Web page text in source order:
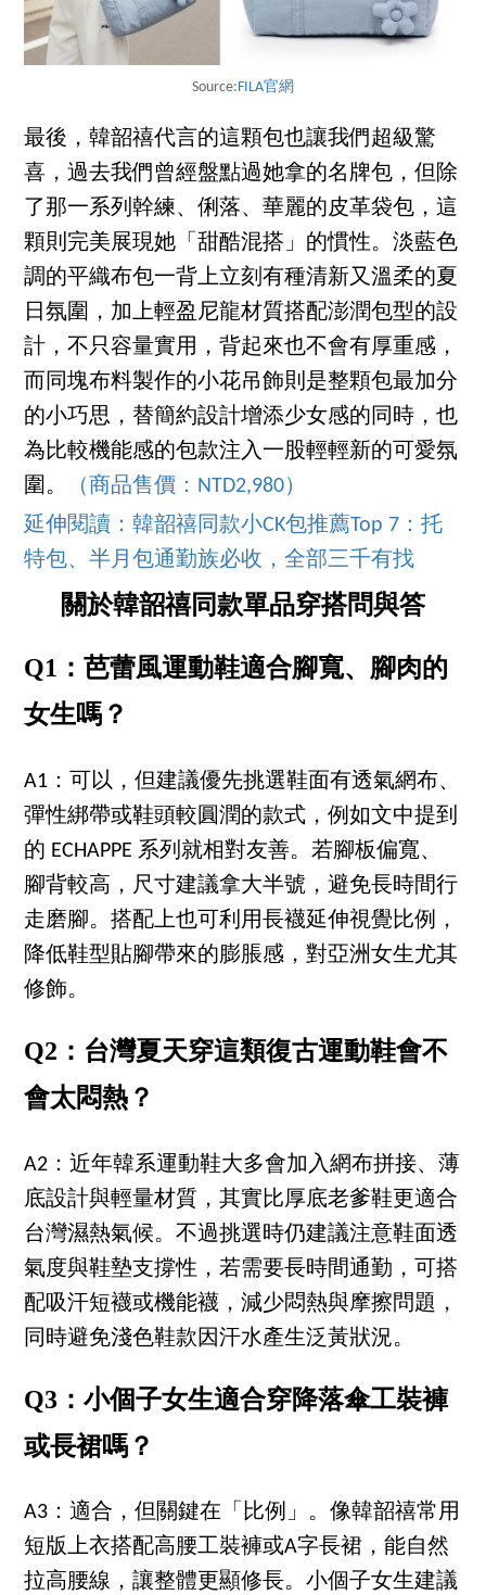
Source:FILA官網
最後，韓韶禧代言的這顆包也讓我們超級驚
喜，過去我們曾經盤點過她拿的名牌包，但除
了那一系列幹練、俐落、華麗的皮革袋包，這
顆則完美展現她「甜酷混搭」的慣性。淡藍色
調的平織布包一背上立刻有種清新又溫柔的夏
日氛圍，加上輕盈尼龍材質搭配澎潤包型的設
計，不只容量實用，背起來也不會有厚重感，
而同塊布料製作的小花吊飾則是整顆包最加分
的小巧思，替簡約設計增添少女感的同時，也
為比較機能感的包款注入一股輕輕新的可愛氛
圍。
（商品售價：NTD2,980）
延伸閱讀：韓韶禧同款小CK包推薦Top 7：托
特包、半月包通勤族必收，全部三千有找
關於韓韶禧同款單品穿搭問與答
Q1：芭蕾風運動鞋適合腳寬、腳肉的
女生嗎？
A1：可以，但建議優先挑選鞋面有透氣網布、
彈性綁帶或鞋頭較圓潤的款式，例如文中提到
的 ECHAPPE 系列就相對友善。若腳板偏寬、
腳背較高，尺寸建議拿大半號，避免長時間行
走磨腳。搭配上也可利用長襪延伸視覺比例，
降低鞋型貼腳帶來的膨脹感，對亞洲女生尤其
修飾。
Q2：台灣夏天穿這類復古運動鞋會不
會太悶熱？
A2：近年韓系運動鞋大多會加入網布拼接、薄
底設計與輕量材質，其實比厚底老爹鞋更適合
台灣濕熱氣候。不過挑選時仍建議注意鞋面透
氣度與鞋墊支撐性，若需要長時間通勤，可搭
配吸汗短襪或機能襪，減少悶熱與摩擦問題，
同時避免淺色鞋款因汗水產生泛黃狀況。
Q3：小個子女生適合穿降落傘工裝褲
或長裙嗎？
A3：適合，但關鍵在「比例」。像韓韶禧常用
短版上衣搭配高腰工裝褲或A字長裙，能自然
拉高腰線，讓整體更顯修長。小個子女生建議